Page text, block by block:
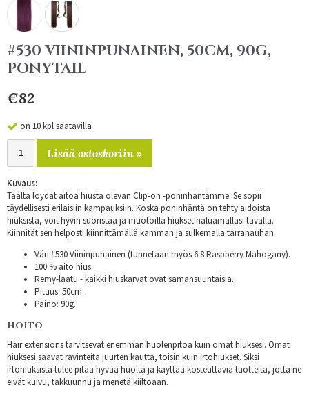
#530 VIININPUNAINEN, 50CM, 90G,
PONYTAIL
€82
on 10 kpl saatavilla
Lisää ostoskoriin »
Kuvaus:
Täältä löydät aitoa hiusta olevan Clip-on -poninhäntämme. Se sopii
täydellisesti erilaisiin kampauksiin. Koska poninhäntä on tehty aidoista
hiuksista, voit hyvin suoristaa ja muotoilla hiukset haluamallasi tavalla.
Kiinnität sen helposti kiinnittämällä kamman ja sulkemalla tarranauhan.
Väri #530 Viininpunainen (tunnetaan myös 6.8 Raspberry Mahogany).
100 % aito hius.
Remy-laatu - kaikki hiuskarvat ovat samansuuntaisia.
Pituus: 50cm.
Paino: 90g.
HOITO
Hair extensions tarvitsevat enemmän huolenpitoa kuin omat hiuksesi. Omat
hiuksesi saavat ravinteita juurten kautta, toisin kuin irtohiukset. Siksi
irtohiuksista tulee pitää hyvää huolta ja käyttää kosteuttavia tuotteita, jotta ne
eivät kuivu, takkuunnu ja menetä kiiltoaan.